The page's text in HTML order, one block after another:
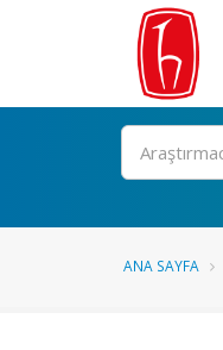
Ara
ANA SAYFA